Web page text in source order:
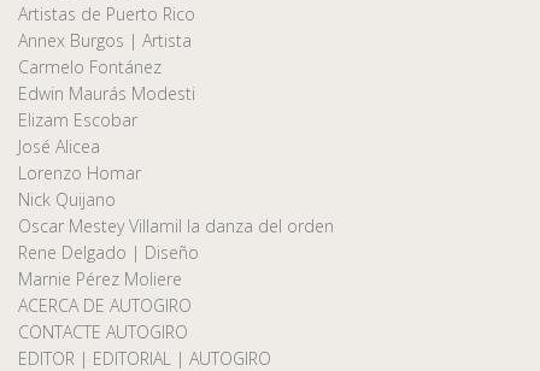
Artistas de Puerto Rico
Annex Burgos | Artista
Carmelo Fontánez
Edwin Maurás Modesti
Elizam Escobar
José Alicea
Lorenzo Homar
Nick Quijano
Oscar Mestey Villamil la danza del orden
Rene Delgado | Diseño
Marnie Pérez Moliere
ACERCA DE AUTOGIRO
CONTACTE AUTOGIRO
EDITOR | EDITORIAL | AUTOGIRO